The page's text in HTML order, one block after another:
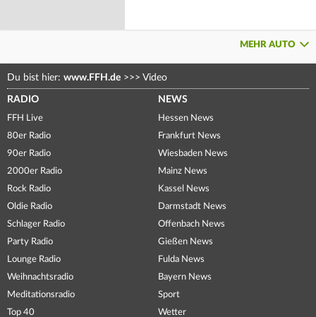
MEHR AUTO
Du bist hier: www.FFH.de >>> Video
RADIO
FFH Live
80er Radio
90er Radio
2000er Radio
Rock Radio
Oldie Radio
Schlager Radio
Party Radio
Lounge Radio
Weihnachtsradio
Meditationsradio
Top 40
NEWS
Hessen News
Frankfurt News
Wiesbaden News
Mainz News
Kassel News
Darmstadt News
Offenbach News
Gießen News
Fulda News
Bayern News
Sport
Wetter